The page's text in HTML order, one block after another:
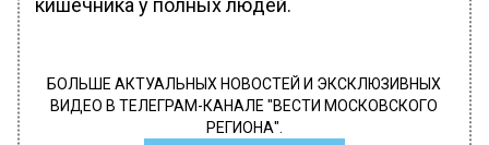
кишечника у полных людей.
БОЛЬШЕ АКТУАЛЬНЫХ НОВОСТЕЙ И ЭКСКЛЮЗИВНЫХ
ВИДЕО В ТЕЛЕГРАМ-КАНАЛЕ "ВЕСТИ МОСКОВСКОГО
РЕГИОНА".